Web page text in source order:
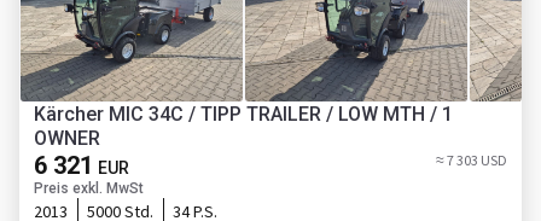
Kärcher MIC 34C / TIPP TRAILER / LOW MTH / 1
OWNER
6 321 EUR
Preis exkl. MwSt
≈ 7 303 USD
2013 5000 Std.
34 P.S.